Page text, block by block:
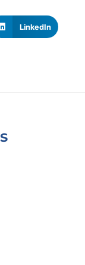
LinkedIn